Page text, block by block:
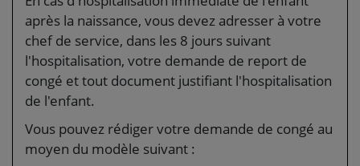
après la naissance, vous devez adresser à votre
chef de service, dans les 8 jours suivant
l'hospitalisation, votre demande de report de
congé et tout document justifiant l'hospitalisation
de l'enfant.
Vous pouvez rédiger votre demande de congé au
moyen du modèle suivant :